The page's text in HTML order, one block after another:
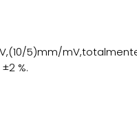
5)mm/
%.